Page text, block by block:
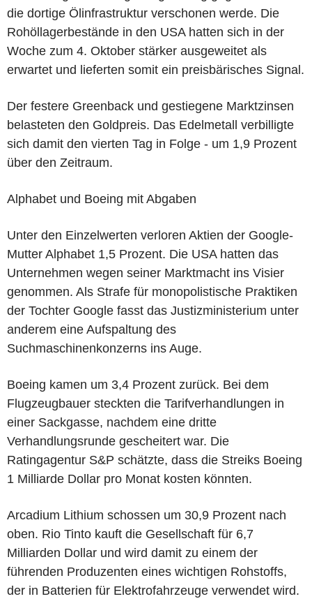
die dortige Ölinfrastruktur verschonen werde. Die
Rohöllagerbestände in den USA hatten sich in der
Woche zum 4. Oktober stärker ausgeweitet als
erwartet und lieferten somit ein preisbärisches Signal.
Der festere Greenback und gestiegene Marktzinsen
belasteten den Goldpreis. Das Edelmetall verbilligte
sich damit den vierten Tag in Folge - um 1,9 Prozent
über den Zeitraum.
Alphabet und Boeing mit Abgaben
Unter den Einzelwerten verloren Aktien der Google-
Mutter Alphabet 1,5 Prozent. Die USA hatten das
Unternehmen wegen seiner Marktmacht ins Visier
genommen. Als Strafe für monopolistische Praktiken
der Tochter Google fasst das Justizministerium unter
anderem eine Aufspaltung des
Suchmaschinenkonzerns ins Auge.
Boeing kamen um 3,4 Prozent zurück. Bei dem
Flugzeugbauer steckten die Tarifverhandlungen in
einer Sackgasse, nachdem eine dritte
Verhandlungsrunde gescheitert war. Die
Ratingagentur S&P schätzte, dass die Streiks Boeing
1 Milliarde Dollar pro Monat kosten könnten.
Arcadium Lithium schossen um 30,9 Prozent nach
oben. Rio Tinto kauft die Gesellschaft für 6,7
Milliarden Dollar und wird damit zu einem der
führenden Produzenten eines wichtigen Rohstoffs,
der in Batterien für Elektrofahrzeuge verwendet wird.